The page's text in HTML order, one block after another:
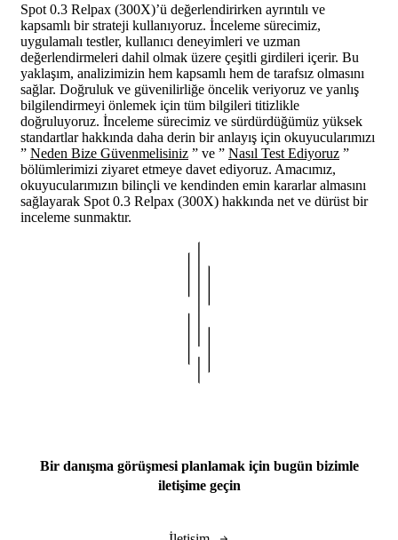
Spot 0.3 Relpax (300X)’ü değerlendirirken ayrıntılı ve
kapsamlı bir strateji kullanıyoruz. İnceleme sürecimiz,
uygulamalı testler, kullanıcı deneyimleri ve uzman
değerlendirmeleri dahil olmak üzere çeşitli girdileri içerir. Bu
yaklaşım, analizimizin hem kapsamlı hem de tarafsız olmasını
sağlar. Doğruluk ve güvenilirliğe öncelik veriyoruz ve yanlış
bilgilendirmeyi önlemek için tüm bilgileri titizlikle
doğruluyoruz. İnceleme sürecimiz ve sürdürdüğümüz yüksek
standartlar hakkında daha derin bir anlayış için okuyucularımızı
” Neden Bize Güvenmelisiniz ” ve ” Nasıl Test Ediyoruz ”
bölümlerimizi ziyaret etmeye davet ediyoruz. Amacımız,
okuyucularımızın bilinçli ve kendinden emin kararlar almasını
sağlayarak Spot 0.3 Relpax (300X) hakkında net ve dürüst bir
inceleme sunmaktır.
Bir danışma görüşmesi planlamak için bugün bizimle
iletişime geçin